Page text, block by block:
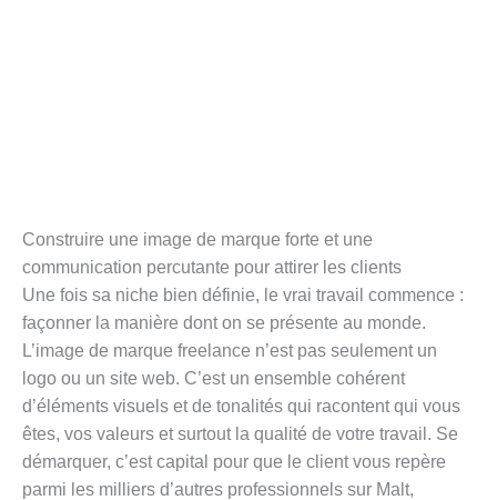
Construire une image de marque forte et une
communication percutante pour attirer les clients
Une fois sa niche bien définie, le vrai travail commence :
façonner la manière dont on se présente au monde.
L’image de marque freelance n’est pas seulement un
logo ou un site web. C’est un ensemble cohérent
d’éléments visuels et de tonalités qui racontent qui vous
êtes, vos valeurs et surtout la qualité de votre travail. Se
démarquer, c’est capital pour que le client vous repère
parmi les milliers d’autres professionnels sur Malt,